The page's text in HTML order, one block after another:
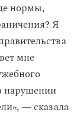
нормы,
Я
мне
нарушении
— сказала